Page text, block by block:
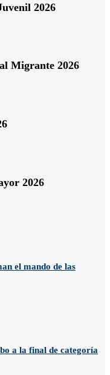
2026
Migrante 2026
2026
el mando de las
a la final de categoría